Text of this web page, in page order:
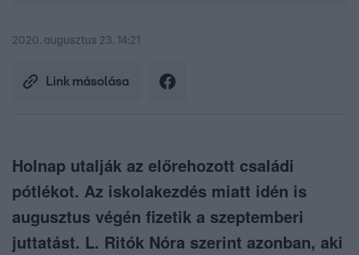
2020. augusztus 23. 14:21
Link másolása
Holnap utalják az előrehozott családi
pótlékot. Az iskolakezdés miatt idén is
augusztus végén fizetik a szeptemberi
juttatást. L. Ritók Nóra szerint azonban, aki